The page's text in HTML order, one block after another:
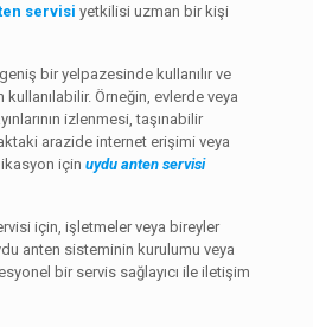
servisi yetkilisi uzman bir kişi
bir yelpazesinde kullanılır ve
Örneğin, evlerde veya
izlenmesi, taşınabilir
arazide internet erişimi veya
için uydu anten servisi
için, işletmeler veya bireyler
anten sisteminin kurulumu veya
bir servis sağlayıcı ile iletişim